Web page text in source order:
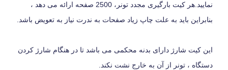
نمایید.هر کیت بارگیری مجدد تونر، 2500 صفحه ارائه می دهد ،
بنابراین باید به علت چاپ زیاد صفحات به ندرت نیاز به تعویض باشد.
این کیت شارژ دارای بدنه محکمی می باشد تا در هنگام شارژ کردن
دستگاه ، تونر از آن به خارج نشت نکند.